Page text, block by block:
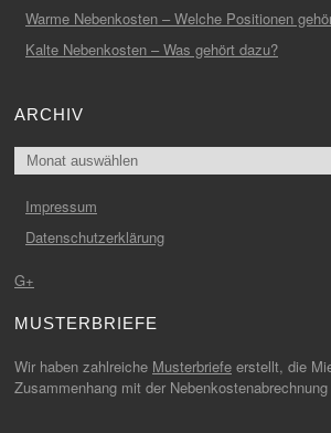
Warme Nebenkosten – Welche Positionen
Kalte Nebenkosten – Was gehört dazu?
ARCHIV
Archiv
Impressum
Datenschutzerklärung
G+
MUSTERBRIEFE
Wir haben zahlreiche Musterbriefe erstellt, die
Zusammenhang mit der